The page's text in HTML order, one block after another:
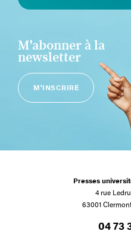
M'abonner à la
newsletter
M'INSCRIRE
Presses
4 rue
63001
04 73